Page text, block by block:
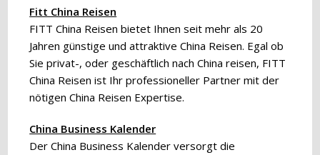
Fitt China Reisen
FITT China Reisen bietet Ihnen seit mehr als 20
Jahren günstige und attraktive China Reisen. Egal ob
Sie privat-, oder geschäftlich nach China reisen, FITT
China Reisen ist Ihr professioneller Partner mit der
nötigen China Reisen Expertise.
China Business Kalender
Der China Business Kalender versorgt die